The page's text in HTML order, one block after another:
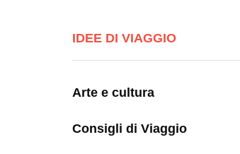
IDEE DI VIAGGIO
Arte e cultura
Consigli di Viaggio